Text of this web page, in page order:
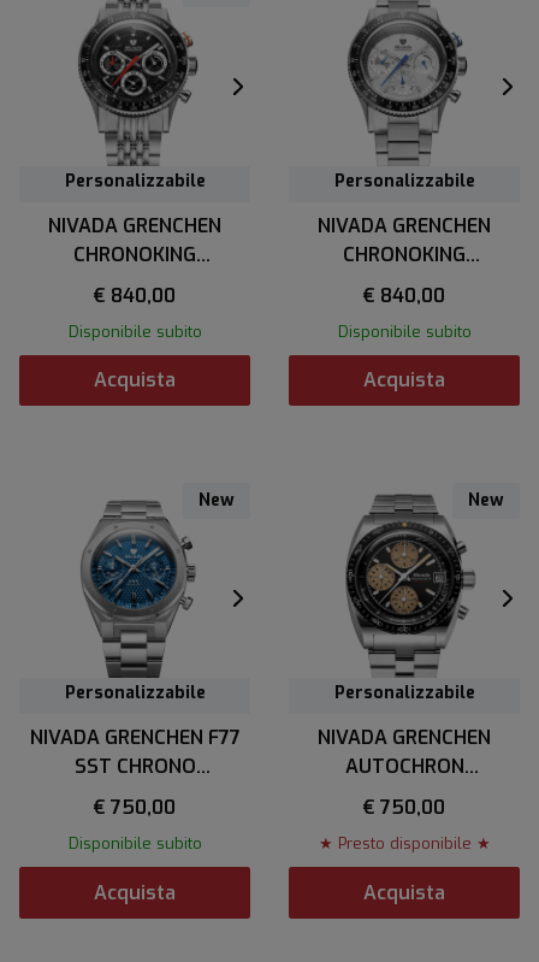
Personalizzabile
NIVADA GRENCHEN
CHRONOKING
MECAQUARTZ RACING
BLACK
€ 840,00
Disponibile subito
Acquista
Personalizzabile
NIVADA GRENCHEN
CHRONOKING
MECAQUARTZ RACING
GREY
€ 840,00
Disponibile subito
Acquista
New
Personalizzabile
NIVADA GRENCHEN F77
SST CHRONO
MECAQUARTZ BLUE MK2
38 mm
€ 750,00
Disponibile subito
Acquista
New
Personalizzabile
NIVADA GRENCHEN
AUTOCHRON
MECAQUARTZ
€ 750,00
★ Presto disponibile ★
Acquista